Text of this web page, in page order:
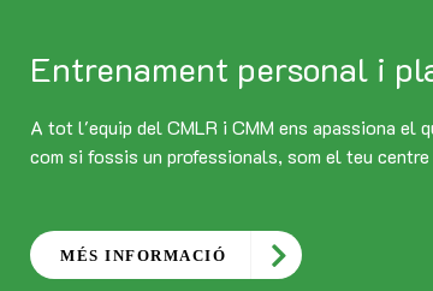
Entrenament personal i
A tot l'equip del CMLR i CMM ens apassiona el
com si fossis un professionals, som el teu centre
MÉS INFORMACIÓ